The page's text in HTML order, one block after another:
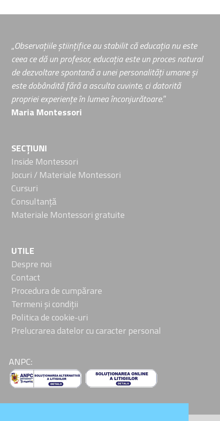
„Observațiile științifice au stabilit că educația nu este
ceea ce dă un profesor, educația este un proces natural
de dezvoltare spontană a unei personalități umane și
este dobândită fără a asculta cuvinte, ci datorită
propriei experiențe în lumea înconjurătoare.”
Maria Montessori
SECȚIUNI
Inside Montessori
Jocuri / Materiale Montessori
Cursuri
Consultanță
Materiale Montessori gratuite
UTILE
Despre noi
Contact
Procedura de cumpărare
Termeni și condiții
Politica de cookie-uri
Prelucrarea datelor cu caracter personal
ANPC: